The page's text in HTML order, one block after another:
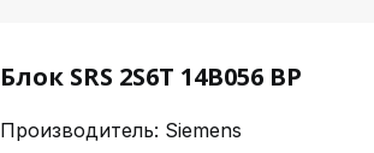
Блок SRS 2S6T 14B056 BP
Производитель: Siemens